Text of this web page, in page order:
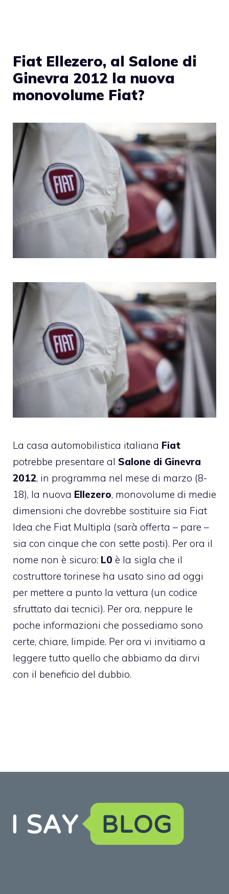
Fiat Ellezero, al Salone di
Ginevra 2012 la nuova
monovolume Fiat?
La casa automobilistica italiana Fiat
potrebbe presentare al Salone di Ginevra
2012, in programma nel mese di marzo (8-
18), la nuova Ellezero, monovolume di medie
dimensioni che dovrebbe sostituire sia Fiat
Idea che Fiat Multipla (sarà offerta – pare –
sia con cinque che con sette posti). Per ora il
nome non è sicuro: L0 è la sigla che il
costruttore torinese ha usato sino ad oggi
per mettere a punto la vettura (un codice
sfruttato dai tecnici). Per ora, neppure le
poche informazioni che possediamo sono
certe, chiare, limpide. Per ora vi invitiamo a
leggere tutto quello che abbiamo da dirvi
con il beneficio del dubbio.